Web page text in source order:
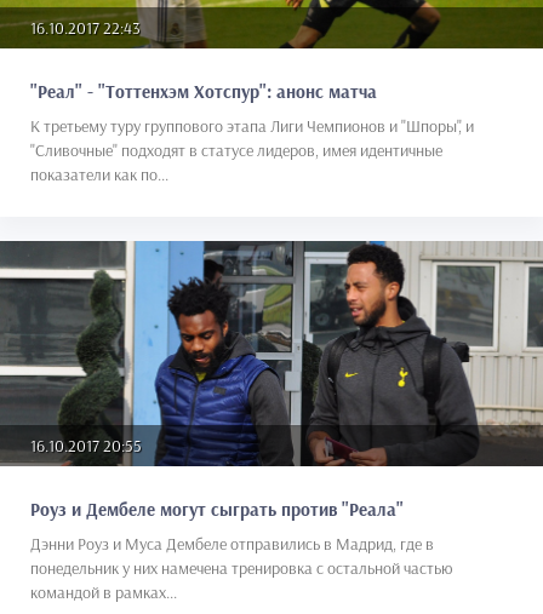
16.10.2017 22:43
"Реал" - "Тоттенхэм Хотспур": анонс матча
К третьему туру группового этапа Лиги Чемпионов и "Шпоры", и
"Сливочные" подходят в статусе лидеров, имея идентичные
показатели как по...
16.10.2017 20:55
Роуз и Дембеле могут сыграть против "Реала"
Дэнни Роуз и Муса Дембеле отправились в Мадрид, где в
понедельник у них намечена тренировка с остальной частью
командой в рамках...